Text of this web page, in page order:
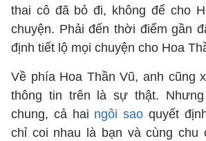
thai cô đã bỏ đi, không để cho
chuyện. Phải đến thời điểm gần
định tiết lộ mọi chuyện cho Hoa
Về phía Hoa Thần Vũ, anh cũng
thông tin trên là sự thật.
chung, cả hai ngôi sao quyết
chỉ coi nhau là bạn và cùng chu